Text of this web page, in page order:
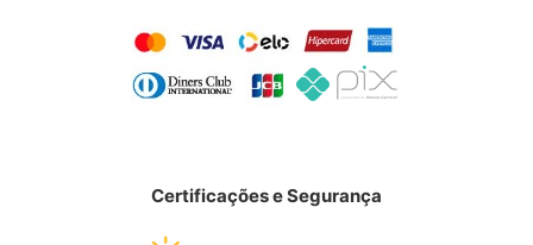
Certificações e Segurança